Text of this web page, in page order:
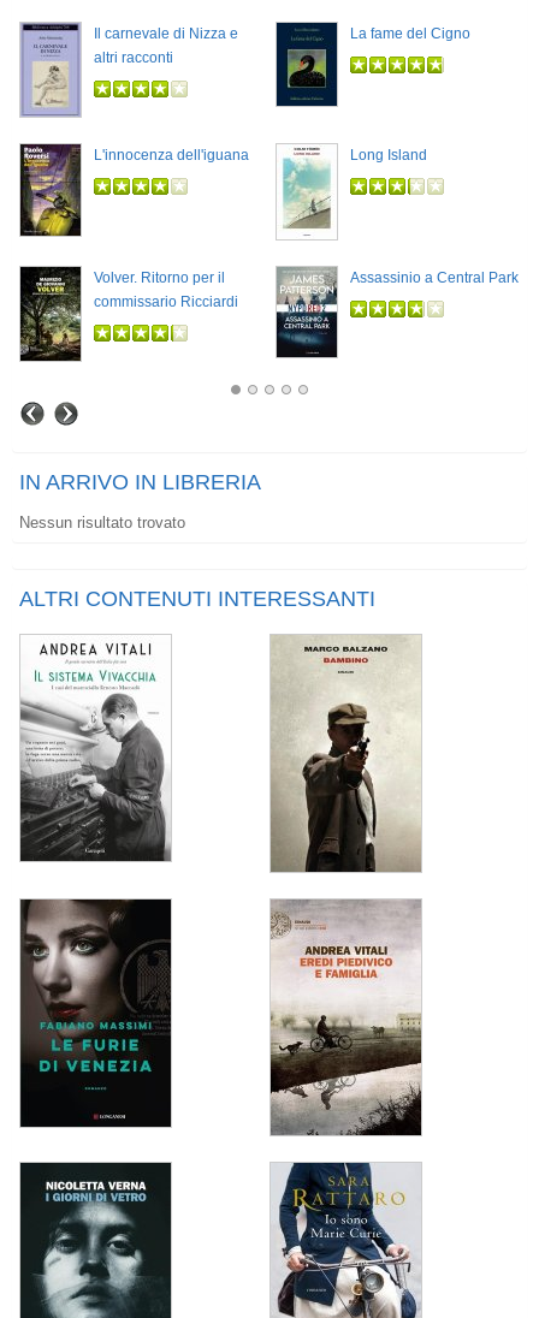
Il carnevale di Nizza e
altri racconti
La fame del Cigno
L'innocenza dell'iguana Long Island
Volver. Ritorno per il
commissario Ricciardi
Assassinio a Central Park
IN ARRIVO IN LIBRERIA
Nessun risultato trovato
ALTRI CONTENUTI INTERESSANTI